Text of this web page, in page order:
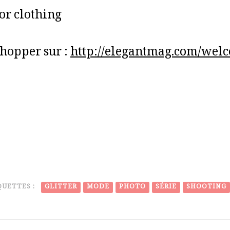
clothing
sur :http://elegantmag.com/
: GLITTER MODE PHOTO SÉRIE SHOOTING